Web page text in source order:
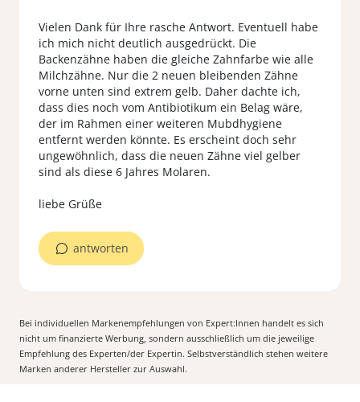
Vielen Dank für Ihre rasche Antwort. Eventuell habe
ich mich nicht deutlich ausgedrückt. Die
Backenzähne haben die gleiche Zahnfarbe wie alle
Milchzähne. Nur die 2 neuen bleibenden Zähne
vorne unten sind extrem gelb. Daher dachte ich,
dass dies noch vom Antibiotikum ein Belag wäre,
der im Rahmen einer weiteren Mubdhygiene
entfernt werden könnte. Es erscheint doch sehr
ungewöhnlich, dass die neuen Zähne viel gelber
sind als diese 6 Jahres Molaren.
antworten
Bei individuellen Markenempfehlungen von Expert:Innen handelt es sich
nicht um finanzierte Werbung, sondern ausschließlich um die jeweilige
Empfehlung des Experten/der Expertin. Selbstverständlich stehen weitere
Marken anderer Hersteller zur Auswahl.